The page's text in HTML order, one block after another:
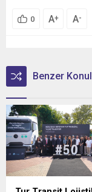
0 A+ A-
Benzer